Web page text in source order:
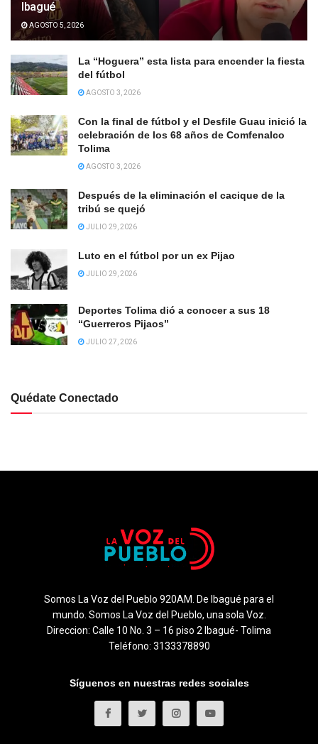
Ibagué
AGOSTO 5, 2026
La “Hoguera” esta lista para encender la fiesta
del fútbol
AGOSTO 3, 2026
Con la final de fútbol y el Desfile Guau inició la
celebración de los 68 años de Comfenalco
Tolima
AGOSTO 3, 2026
Después de la eliminación el cacique de la
tribú se quejó
JULIO 29, 2026
Luto en el fútbol por un ex Pijao
JULIO 29, 2026
Deportes Tolima dió a conocer a sus 18
“Guerreros Pijaos”
JULIO 27, 2026
Quédate Conectado
Somos La Voz del Pueblo 920AM. De Ibagué para el
mundo. Somos La Voz del Pueblo, una sola Voz.
Direccion: Calle 10 No. 3 – 16 piso 2 Ibagué- Tolima
Teléfono: 3133378890
Síguenos en nuestras redes sociales